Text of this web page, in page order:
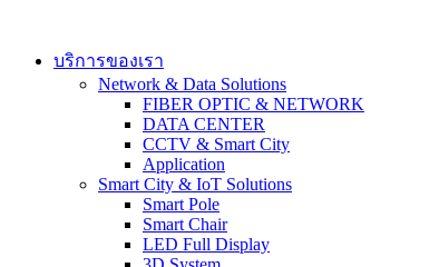
contentบริการของเรา
Network & Data Solutions
FIBER OPTIC & NETWORK​
DATA CENTER
CCTV & Smart City
Application
Smart City & IoT Solutions
Smart Pole
Smart Chair
LED Full Display